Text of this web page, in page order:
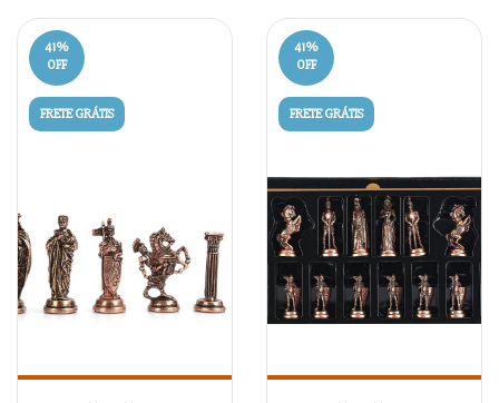
41%
OFF
FRETE GRÁTIS
41%
OFF
FRETE GRÁTIS